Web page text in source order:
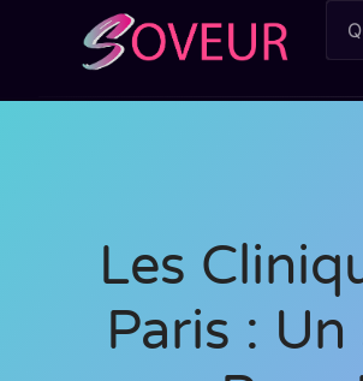
Les
Paris :